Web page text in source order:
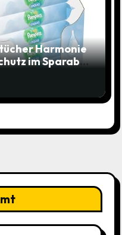
Harmonie
im Sparabo